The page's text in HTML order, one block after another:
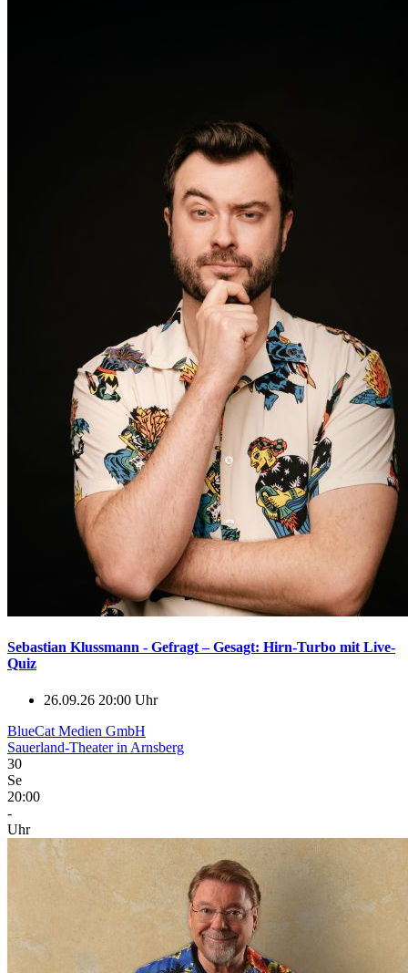
Sebastian Klussmann - Gefragt – Gesagt: Hirn-Turbo mit Live-
Quiz
26.09.26 20:00 Uhr
BlueCat Medien GmbH
Sauerland-Theater in Arnsberg
30
Se
20:00
-
Uhr